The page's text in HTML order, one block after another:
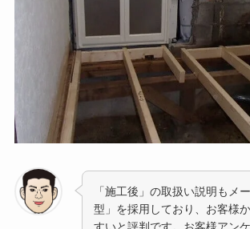
「施工後」の取扱い説明もメ
型」を採用しており、お客様